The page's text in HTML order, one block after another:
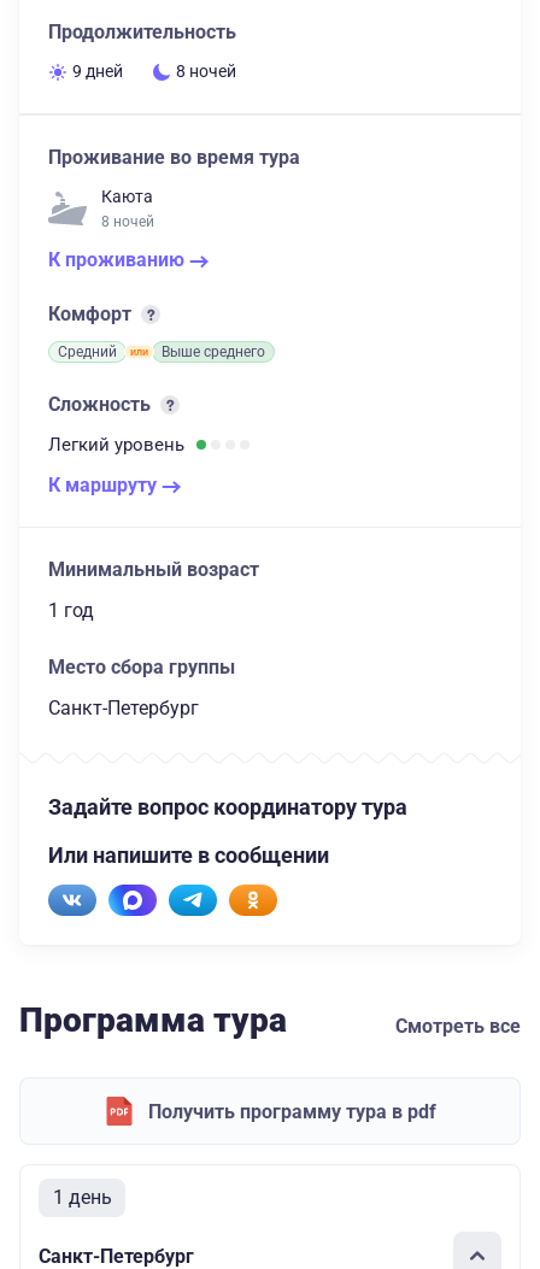
Продолжительность
9 дней 8 ночей
Проживание во время тура
Каюта
8 ночей
К проживанию
Комфорт
Средний Выше среднего
Сложность
Легкий уровень
К маршруту
Минимальный возраст
1 год
Место сбора группы
Санкт-Петербург
Задайте вопрос координатору тура
Или напишите в сообщении
Программа тура Смотреть все
Получить программу тура в pdf
1 день
Санкт-Петербург